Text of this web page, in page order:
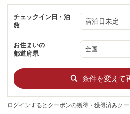
チェックイン日・泊
数
宿泊日未定
お住まいの
都道府県
条件を変えて
ログインするとクーポンの獲得・獲得済みクー